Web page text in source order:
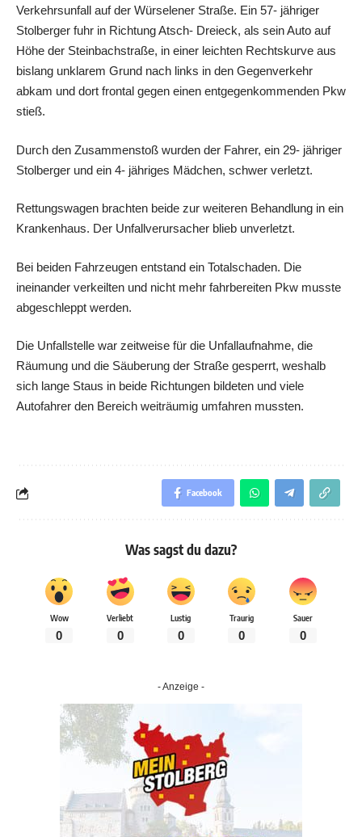
Verkehrsunfall auf der Würselener Straße. Ein 57- jähriger
Stolberger fuhr in Richtung Atsch- Dreieck, als sein Auto auf
Höhe der Steinbachstraße, in einer leichten Rechtskurve aus
bislang unklarem Grund nach links in den Gegenverkehr
abkam und dort frontal gegen einen entgegenkommenden Pkw
stieß.
Durch den Zusammenstoß wurden der Fahrer, ein 29- jähriger
Stolberger und ein 4- jähriges Mädchen, schwer verletzt.
Rettungswagen brachten beide zur weiteren Behandlung in ein
Krankenhaus. Der Unfallverursacher blieb unverletzt.
Bei beiden Fahrzeugen entstand ein Totalschaden. Die
ineinander verkeilten und nicht mehr fahrbereiten Pkw musste
abgeschleppt werden.
Die Unfallstelle war zeitweise für die Unfallaufnahme, die
Räumung und die Säuberung der Straße gesperrt, weshalb
sich lange Staus in beide Richtungen bildeten und viele
Autofahrer den Bereich weiträumig umfahren mussten.
Facebook
Was sagst du dazu?
Wow
0
Verliebt
0
Lustig
0
Traurig
0
Sauer
0
- Anzeige -